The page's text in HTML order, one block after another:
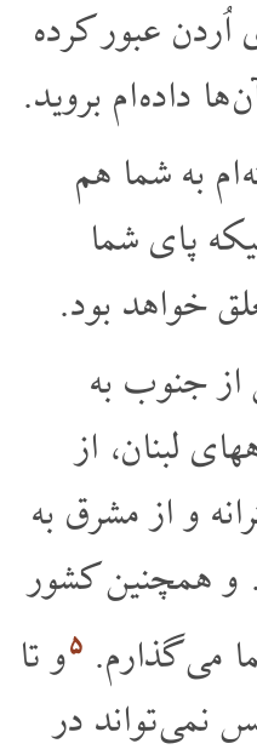
اُردن عبور کرده
داده ام بروید.
ام به شما هم
پای شما
خواهد بود.
جنوب به
لبنان، از
و از مشرق به
و همچنین کشور
می گذارم. ۵و تا
نمی تواند در